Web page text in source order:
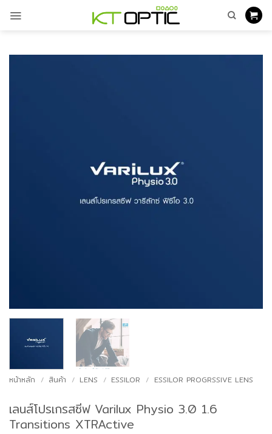
หน้าหลัก / สินค้า / LENS / ESSILOR / ESSILOR PROGRSSIVE LENS
เลนส์โปรเกรสซีฟ Varilux Physio 3.0 1.6
Transitions XTRActive